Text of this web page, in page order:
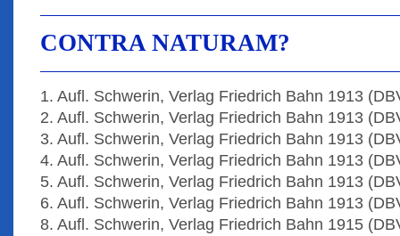
CONTRA NATURAM?
1. Aufl. Schwerin, Verlag Friedrich Bahn 1913
2. Aufl. Schwerin, Verlag Friedrich Bahn 1913
3. Aufl. Schwerin, Verlag Friedrich Bahn 1913
4. Aufl. Schwerin, Verlag Friedrich Bahn 1913
5. Aufl. Schwerin, Verlag Friedrich Bahn 1913
6. Aufl. Schwerin, Verlag Friedrich Bahn 1913
8. Aufl. Schwerin, Verlag Friedrich Bahn 1915